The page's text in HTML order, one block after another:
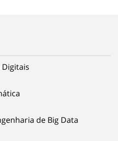
de Big Data